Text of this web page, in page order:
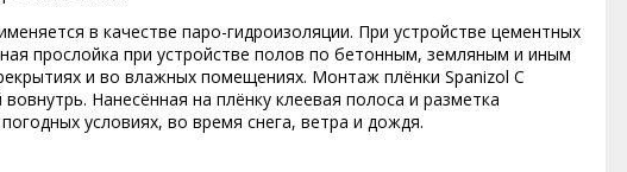
в качестве паро-гидроизоляции. При устройстве цементных
прослойка при устройстве полов по бетонным, земляным и иным
и во влажных помещениях. Монтаж плёнки Spanizol С
Нанесённая на плёнку клеевая полоса и разметка
условиях, во время снега, ветра и дождя.